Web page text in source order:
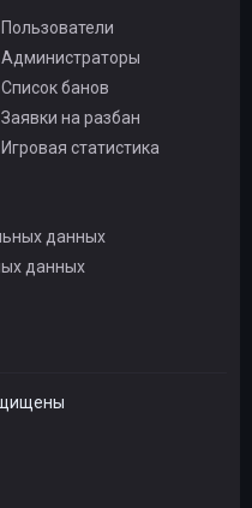
Пользователи
Администраторы
Список банов
Заявки на разбан
Игровая статистика
данных
данных